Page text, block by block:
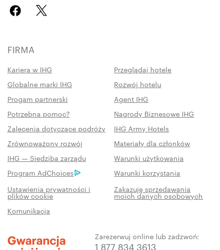
FIRMA
Kariera w IHG
Przeglądaj hotele
Globalne marki IHG
Rozwój hotelu
Progam partnerski
Agent IHG
Potrzebna pomoc?
Nagrody Biznesowe IHG
Zalecenia dotyczące podróży
IHG Army Hotels
Zrównoważony rozwój
Materiały dla członków
IHG — Siedziba zarządu
Warunki użytkowania
Program AdChoices
Warunki korzystania
Ustawienia prywatności i
plików cookie
Zakazuję sprzedawania
moich danych osobowych
Komunikacja
Zarezerwuj online lub zadzwoń:
1 877 834 3613